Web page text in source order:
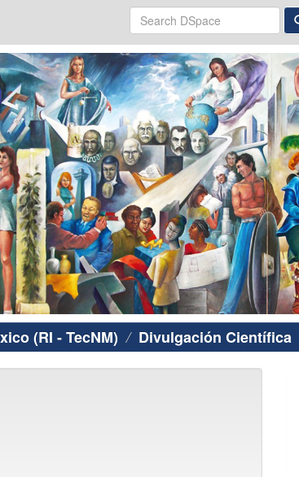
(RI - TecNM) Divulgación Científica